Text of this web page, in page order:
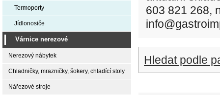
603 821 268,
Hledat podle
Termoporty
Jídlonosiče
Várnice nerezové
Nerezový nábytek
Chladničky, mrazničky, šokery, chladící stoly
Nářezové stroje